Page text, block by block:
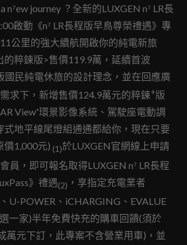
n⁷ew journey ？全新的LUXGEN n⁷ LR長
啟動《n⁷ LR長程版早鳥尊榮禮遇》專
公里的強大續航開啟你的純電新旅
的粹鍊版>售價119.9萬，延續首波
國民純電休旅的設計理念，並在回應廣
求下，新增售價124.9萬元的粹鍊+版
View⁺環景影像系統、駕駛座電動調
式地平線尾燈組通通都給你，現在只要
價1,000元) (1)於LUXGEN官網線上申請
員，即可報名取得LUXGEN n⁷ LR長程
》禮遇(2) ，享指定充電業者
U-POWER、iCHARGING、EVALUE
一家)半年免費快充的購車回饋(須於
萬元下訂，此專案不含營業用車)，並